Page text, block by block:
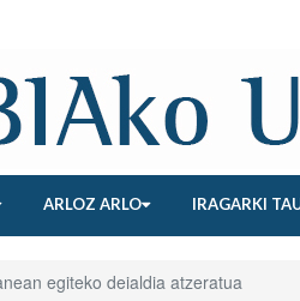
ARLOZ ARLO IRAGARKI
egiteko deialdia atzeratua